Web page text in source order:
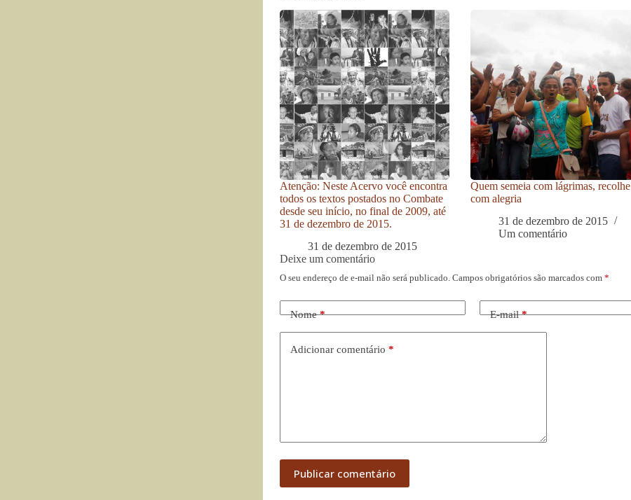
Atenção: Neste Acervo você encontra
todos os textos postados no Combate
desde seu início, no final de 2009, até
31 de dezembro de 2015.
31 de dezembro de 2015
Quem semeia com lágrimas, recolhe
com alegria
31 de dezembro de 2015
Um comentário
Deixe um comentário
O seu endereço de e-mail não será publicado. Campos obrigatórios são marcados com *
Nome* E-mail*
Adicionar comentário *
Publicar comentário